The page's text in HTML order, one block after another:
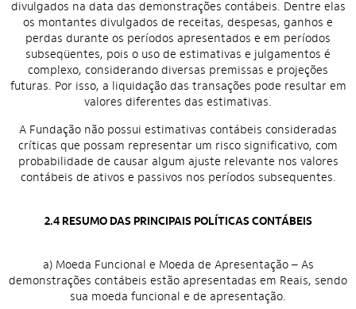
divulgados na data das demonstrações contábeis. Dentre elas
os montantes divulgados de receitas, despesas, ganhos e
perdas durante os períodos apresentados e em períodos
subseqüentes, pois o uso de estimativas e julgamentos é
complexo, considerando diversas premissas e projeções
futuras. Por isso, a liquidação das transações pode resultar em
valores diferentes das estimativas.
A Fundação não possui estimativas contábeis consideradas
críticas que possam representar um risco significativo, com
probabilidade de causar algum ajuste relevante nos valores
contábeis de ativos e passivos nos períodos subsequentes.
2.4 RESUMO DAS PRINCIPAIS POLÍTICAS CONTÁBEIS
a) Moeda Funcional e Moeda de Apresentação – As
demonstrações contábeis estão apresentadas em Reais, sendo
sua moeda funcional e de apresentação.